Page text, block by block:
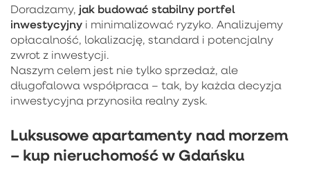
Doradzamy, jak budować stabilny portfel
inwestycyjny i minimalizować ryzyko. Analizujemy
opłacalność, lokalizację, standard i potencjalny
zwrot z inwestycji.
Naszym celem jest nie tylko sprzedaż, ale
długofalowa współpraca – tak, by każda decyzja
inwestycyjna przynosiła realny zysk.
Luksusowe apartamenty nad morzem
– kup nieruchomość w Gdańsku